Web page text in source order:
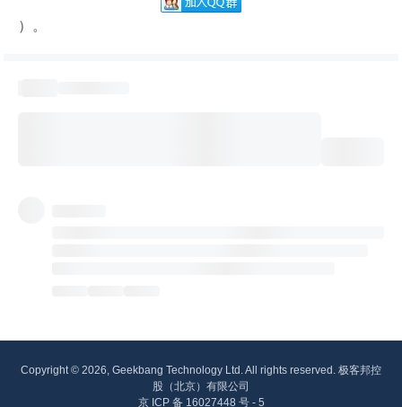
）。
Copyright © 2026, Geekbang Technology Ltd. All rights reserved. 极客邦控
股（北京）有限公司
京 ICP 备 16027448 号 - 5